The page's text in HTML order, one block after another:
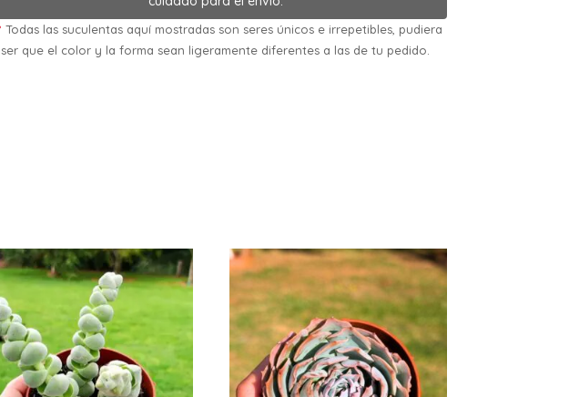
Todas las suculentas aquí mostradas son seres únicos e irrepetibles, pudiera
ser que el color y la forma sean ligeramente diferentes a las de tu pedido.